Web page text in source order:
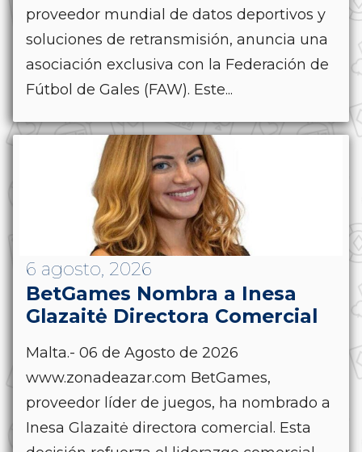
proveedor mundial de datos deportivos y
soluciones de retransmisión, anuncia una
asociación exclusiva con la Federación de
Fútbol de Gales (FAW). Este...
6 agosto, 2026
BetGames Nombra a Inesa
Glazaitė Directora Comercial
Malta.- 06 de Agosto de 2026
www.zonadeazar.com BetGames,
proveedor líder de juegos, ha nombrado a
Inesa Glazaitė directora comercial. Esta